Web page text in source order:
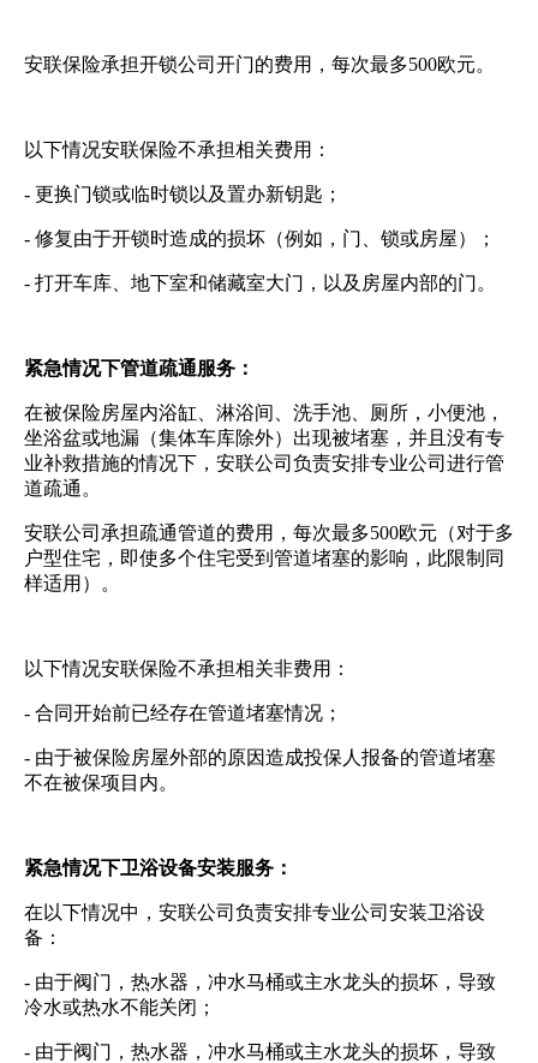
安联保险承担开锁公司开门的费用，每次最多500欧元。
以下情况安联保险不承担相关费用：
- 更换门锁或临时锁以及置办新钥匙；
- 修复由于开锁时造成的损坏（例如，门、锁或房屋）；
- 打开车库、地下室和储藏室大门，以及房屋内部的门。
紧急情况下管道疏通服务：
在被保险房屋内浴缸、淋浴间、洗手池、厕所，小便池，
坐浴盆或地漏（集体车库除外）出现被堵塞，并且没有专
业补救措施的情况下，安联公司负责安排专业公司进行管
道疏通。
安联公司承担疏通管道的费用，每次最多500欧元（对于多
户型住宅，即使多个住宅受到管道堵塞的影响，此限制同
样适用）。
以下情况安联保险不承担相关非费用：
- 合同开始前已经存在管道堵塞情况；
- 由于被保险房屋外部的原因造成投保人报备的管道堵塞
不在被保项目内。
紧急情况下卫浴设备安装服务：
在以下情况中，安联公司负责安排专业公司安装卫浴设
备：
- 由于阀门，热水器，冲水马桶或主水龙头的损坏，导致
冷水或热水不能关闭；
- 由于阀门，热水器，冲水马桶或主水龙头的损坏，导致